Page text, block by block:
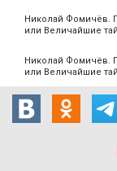
Николай
или Величайшие
Николай
или Величайшие